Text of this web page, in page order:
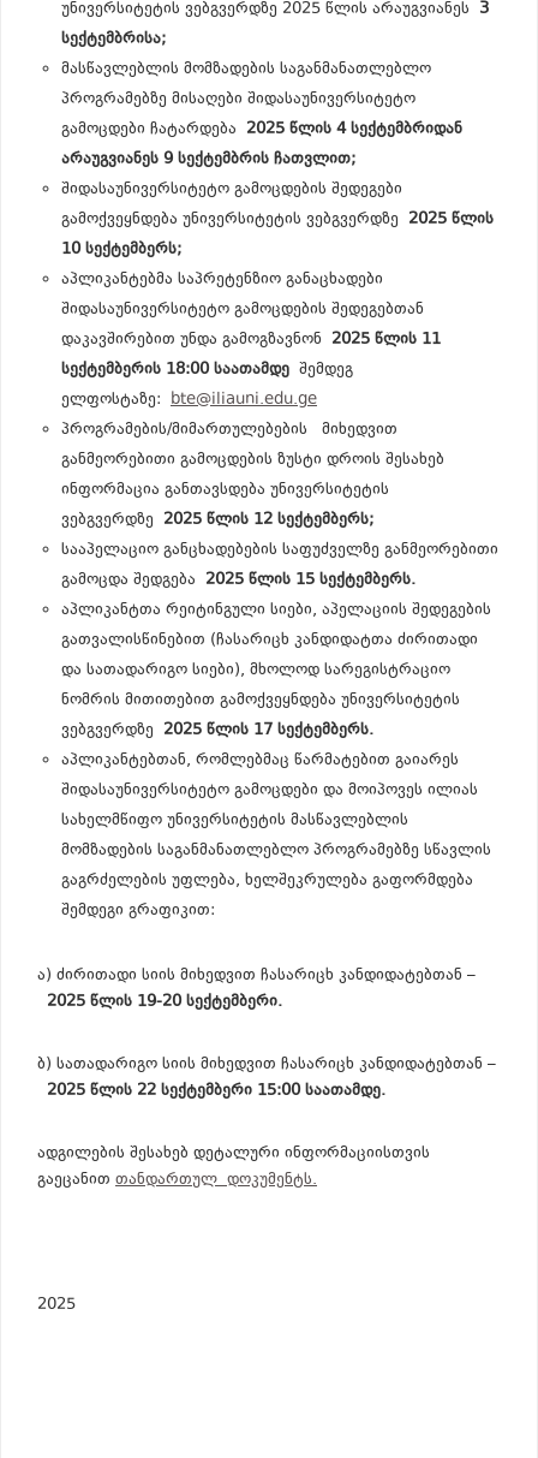
უნივერსიტეტის ვებგვერდზე 2025 წლის არაუგვიანეს 3
სექტემბრისა;
მასწავლებლის მომზადების საგანმანათლებლო
პროგრამებზე მისაღები შიდასაუნივერსიტეტო
გამოცდები ჩატარდება 2025 წლის 4 სექტემბრიდან
არაუგვიანეს 9 სექტემბრის ჩათვლით;
შიდასაუნივერსიტეტო გამოცდების შედეგები
გამოქვეყნდება უნივერსიტეტის ვებგვერდზე 2025 წლის
10 სექტემბერს;
აპლიკანტებმა საპრეტენზიო განაცხადები
შიდასაუნივერსიტეტო გამოცდების შედეგებთან
დაკავშირებით უნდა გამოგზავნონ 2025 წლის 11
სექტემბერის 18:00 საათამდე შემდეგ
ელფოსტაზე: bte@iliauni.edu.ge
პროგრამების/მიმართულებების მიხედვით
განმეორებითი გამოცდების ზუსტი დროის შესახებ
ინფორმაცია განთავსდება უნივერსიტეტის
ვებგვერდზე 2025 წლის 12 სექტემბერს;
სააპელაციო განცხადებების საფუძველზე განმეორებითი
გამოცდა შედგება 2025 წლის 15 სექტემბერს.
აპლიკანტთა რეიტინგული სიები, აპელაციის შედეგების
გათვალისწინებით (ჩასარიცხ კანდიდატთა ძირითადი
და სათადარიგო სიები), მხოლოდ სარეგისტრაციო
ნომრის მითითებით გამოქვეყნდება უნივერსიტეტის
ვებგვერდზე 2025 წლის 17 სექტემბერს.
აპლიკანტებთან, რომლებმაც წარმატებით გაიარეს
შიდასაუნივერსიტეტო გამოცდები და მოიპოვეს ილიას
სახელმწიფო უნივერსიტეტის მასწავლებლის
მომზადების საგანმანათლებლო პროგრამებზე სწავლის
გაგრძელების უფლება, ხელშეკრულება გაფორმდება
შემდეგი გრაფიკით:
ა) ძირითადი სიის მიხედვით ჩასარიცხ კანდიდატებთან –
2025 წლის 19-20 სექტემბერი.
ბ) სათადარიგო სიის მიხედვით ჩასარიცხ კანდიდატებთან –
2025 წლის 22 სექტემბერი 15:00 საათამდე.
ადგილების შესახებ დეტალური ინფორმაციისთვის
გაეცანით თანდართულ დოკუმენტს.
2025